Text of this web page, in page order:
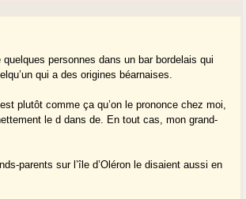
quelques personnes dans un bar bordelais qui
qui a des origines béarnaises.
plutôt comme ça qu’on le prononce chez moi,
le d dans de. En tout cas, mon grand-
parents sur l’île d’Oléron le disaient aussi en